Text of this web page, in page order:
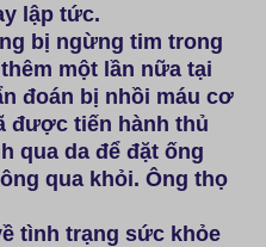
lập tức.
bị ngừng tim trong
một lần nữa tại
đoán bị nhồi máu cơ
được tiến hành thủ
qua da để đặt ống
qua khỏi. Ông thọ
tình trạng sức khỏe